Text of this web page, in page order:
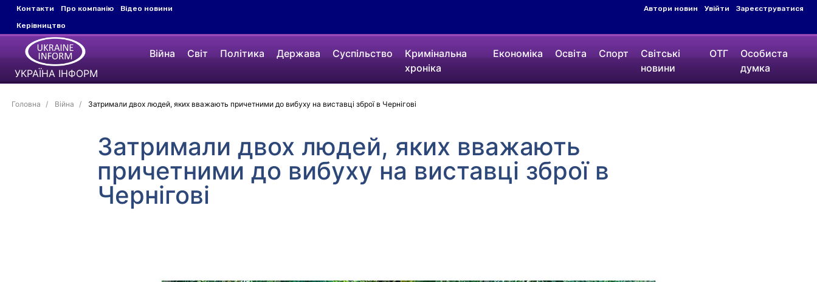
Контакти Про компанію
Відео новини
Керівництво
Автори новин Увійти Зареєструватися
УКРАЇНА ІНФОРМ
Війна Світ Політика Держава Суспільство
Кримінальна
хроніка
Економіка Освіта Спорт
Світські
новини
ОТГ
Особиста
думка
Головна Війна Затримали двох людей, яких вважають причетними до вибуху на виставці зброї в Чернігові
Затримали двох людей, яких вважають
причетними до вибуху на виставці зброї в
Чернігові